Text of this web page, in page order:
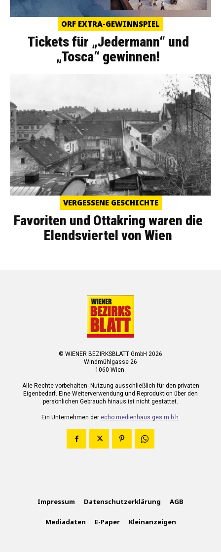
ORF EXTRA-GEWINNSPIEL
Tickets für „Jedermann“ und
„Tosca“ gewinnen!
VERGESSENE GESCHICHTE
Favoriten und Ottakring waren die
Elendsviertel von Wien
© WIENER BEZIRKSBLATT GmbH 2026
Windmühlgasse 26
1060 Wien.
Alle Rechte vorbehalten. Nutzung ausschließlich für den privaten
Eigenbedarf. Eine Weiterverwendung und Reproduktion über den
persönlichen Gebrauch hinaus ist nicht gestattet.
Ein Unternehmen der echo medienhaus ges.m.b.h.
Impressum Datenschutzerklärung AGB
Mediadaten E-Paper Kleinanzeigen